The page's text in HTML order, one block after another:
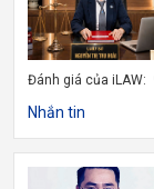
Đánh giá của iLAW:
Nhắn tin